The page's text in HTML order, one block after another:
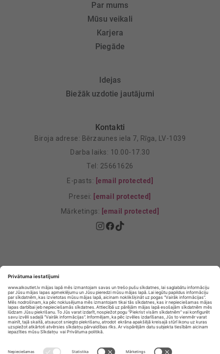
Par mums
Mūsu veikali
Karjera
Piegāde
Idejas
Biežāk uzdotie jautājumi
Kontakti
Biroja adrese: Bērzaunes iela 7, Rīga, LV-1039
Darba laiks: 10.00-17.30
Tel: 25661626
E-pasts: [email protected]
Presei: [email protected]
Mārketings: [email protected]
Privātuma Iestatījumi
E-veikala lietošanas noteikumi